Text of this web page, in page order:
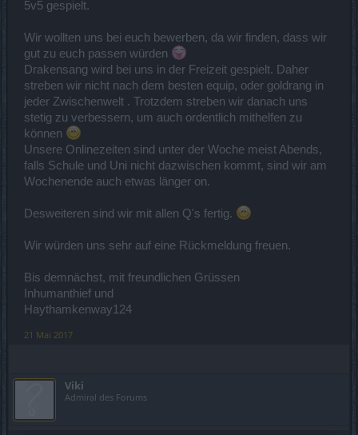
5v5 gespielt.
Wir wollten uns bei euch bewerben, da wir finden, dass wir
gut zu euch passen würden
Drakensang wird bei uns in der Freizeit gespielt. Daher
streben wir nicht nach dem besten equip, oder goldrang in
jeder Zwischenwelt . Trotzdem streben wir danach uns
stetig zu verbessern, um auch ordentlich mithelfen zu
können
Unsere Onlinezeiten sind unter der Woche meist Abends,
falls Schule und Uni nicht dazwischen kommt, sind wir am
Wochenende auch etwas länger on.
Desweiteren sind wir mit allen Q's fertig.
Wir würden uns sehr auf eine Rückmeldung freuen.
Bis demnächst, mit freundlichen Grüssen
Inhumanthief und
Haythamkenway124
21 Mai 2017
Viki
Admiral des Forums